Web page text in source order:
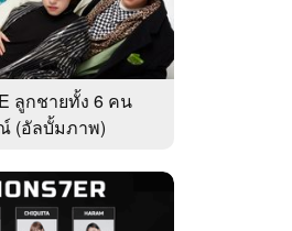
ลูกชายทั้ง 6 คน
(อัลบั้มภาพ)